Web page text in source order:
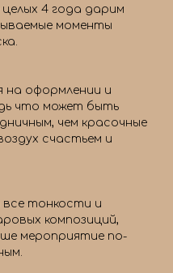
4 года дарим
моменты
на оформлении и
что может быть
чем красочные
счастьем и
тонкости и
композиций,
мероприятие по-